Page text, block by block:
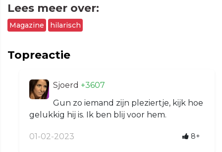
Lees meer over:
Magazine hilarisch
Topreactie
Sjoerd +3607
Gun zo iemand zijn pleziertje, kijk hoe
gelukkig hij is. Ik ben blij voor hem.
01-02-2023 8+